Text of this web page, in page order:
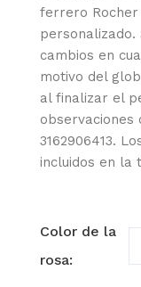
ferrero
personalizado.
cambios en
motivo del
al finalizar el
observaciones
3162906413.
incluidos en la
Color de la
rosa: